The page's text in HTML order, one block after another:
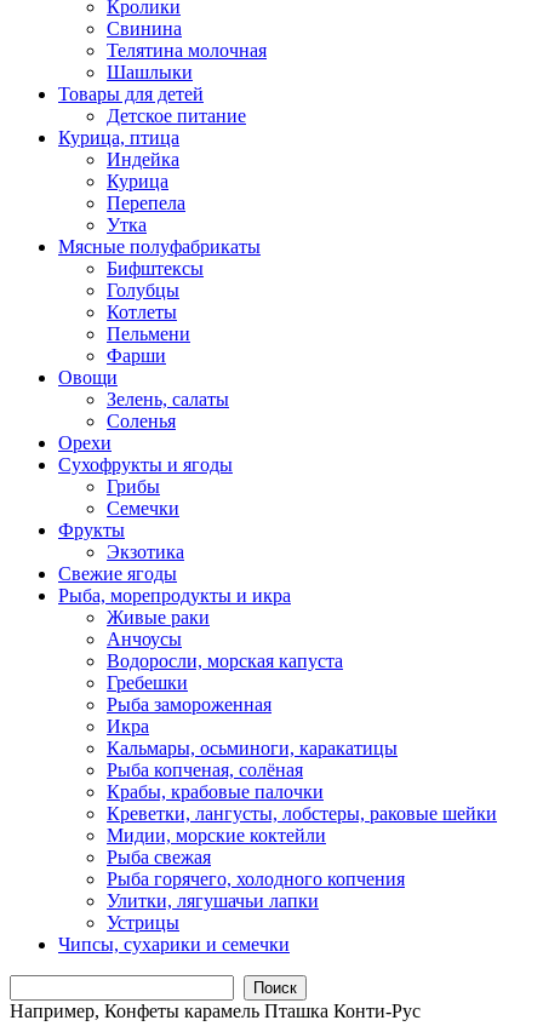
Кролики
Свинина
Телятина молочная
Шашлыки
Товары для детей
Детское питание
Курица, птица
Индейка
Курица
Перепела
Утка
Мясные полуфабрикаты
Бифштексы
Голубцы
Котлеты
Пельмени
Фарши
Овощи
Зелень, салаты
Соленья
Орехи
Сухофрукты и ягоды
Грибы
Семечки
Фрукты
Экзотика
Свежие ягоды
Рыба, морепродукты и икра
Живые раки
Анчоусы
Водоросли, морская капуста
Гребешки
Рыба замороженная
Икра
Кальмары, осьминоги, каракатицы
Рыба копченая, солёная
Крабы, крабовые палочки
Креветки, лангусты, лобстеры, раковые шейки
Мидии, морские коктейли
Рыба свежая
Рыба горячего, холодного копчения
Улитки, лягушачьи лапки
Устрицы
Чипсы, сухарики и семечки
Поиск
Например, Конфеты карамель Пташка Конти-Рус